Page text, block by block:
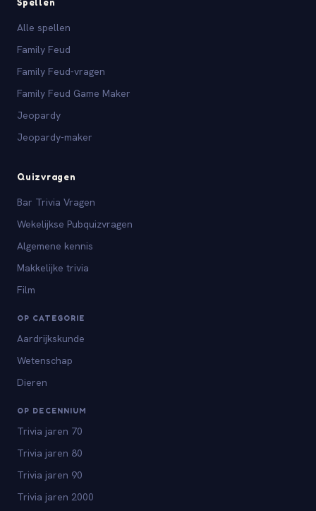
Alle spellen
Family Feud
Family Feud-vragen
Family Feud Game Maker
Jeopardy
Jeopardy-maker
Quizvragen
Bar Trivia Vragen
Wekelijkse Pubquizvragen
Algemene kennis
Makkelijke trivia
Film
OP CATEGORIE
Aardrijkskunde
Wetenschap
Dieren
OP DECENNIUM
Trivia jaren 70
Trivia jaren 80
Trivia jaren 90
Trivia jaren 2000